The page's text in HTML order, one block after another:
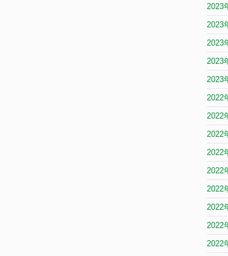
2023
2023
2023
2023
2023
2022
2022
2022
2022
2022
2022
2022
2022
2022